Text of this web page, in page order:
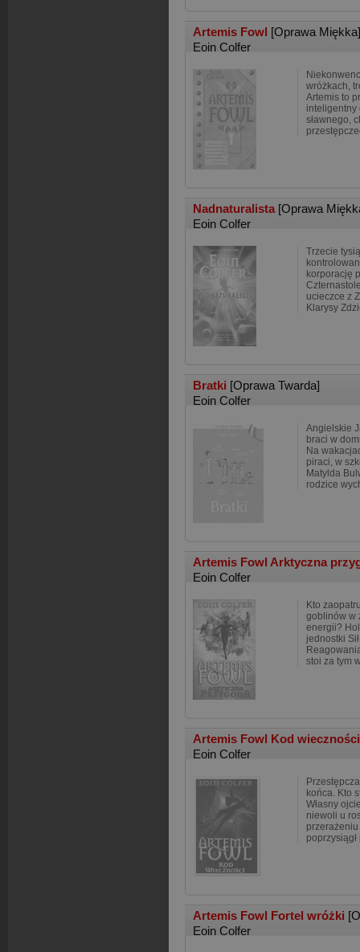
Artemis Fowl [Oprawa Miękka]
Eoin Colfer
wróżkach,
Artemis to
inteligentny
sławnego,
Nadnaturalista [Oprawa
Eoin Colfer
Trzecie
korporację
ucieczce z
Klarysy
Bratki [Oprawa Twarda]
Eoin Colfer
Angielskie
braci w
Na
piraci, w
Matylda
rodzice
Artemis Fowl Arktyczna
Eoin Colfer
Kto
goblinów w
energii?
jednostki
stoi za tym
Artemis Fowl Kod
Eoin Colfer
końca. Kto
Własny
niewoli u
poprzysiągł
Artemis Fowl Fortel wróżki
Eoin Colfer